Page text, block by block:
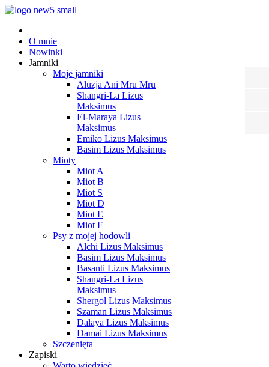
O mnie
Nowinki
Jamniki
Moje jamniki
Aluzja Ani Mru Mru
Shangri-La Lizus
Maksimus
El-Maraya Lizus
Maksimus
Emiko Lizus Maksimus
Basim Lizus Maksimus
Mioty
Miot A
Miot B
Miot S
Miot D
Miot E
Miot F
Psy z mojej hodowli
Alchi Lizus Maksimus
Basim Lizus Maksimus
Basanti Lizus Maksimus
Shangri-La Lizus
Maksimus
Shergol Lizus Maksimus
Szaman Lizus Maksimus
Dalaya Lizus Maksimus
Damai Lizus Maksimus
Szczenięta
Zapiski